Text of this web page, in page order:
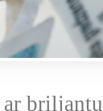
ar briljantu